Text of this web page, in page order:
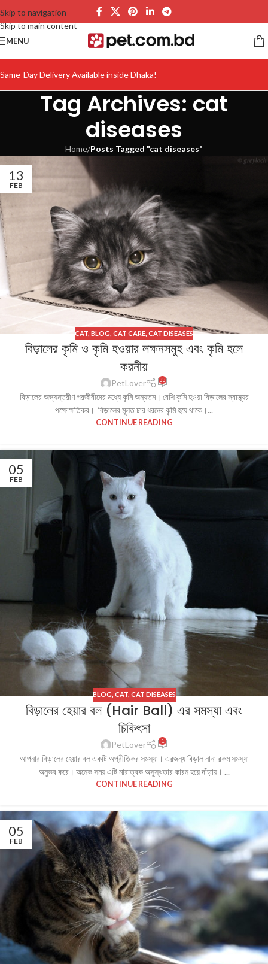
Skip to navigation
Skip to main content
MENU
Same-Day Delivery Available inside Dhaka!
Tag Archives: cat
diseases
Home/Posts Tagged "cat diseases"
13
FEB
CAT BLOG CAT CARE CAT DISEASES
বিড়ালের কৃমি ও কৃমি হওয়ার লক্ষনসমুহ এবং কৃমি হলে
করনীয়
PetLover 33
বিড়ালের অভ্যন্তরীণ পরজীবীদের মধ্যে কৃমি অন্যতম। বেশি কৃমি হওয়া বিড়ালের স্বাস্থ্যর
পক্ষে ক্ষতিকর। বিড়ালের মূলত চার ধরনের কৃমি হয়ে থাকে।...
CONTINUE READING
05
FEB
BLOG CAT, CAT DISEASES
বিড়ালের হেয়ার বল (Hair Ball) এর সমস্যা এবং
চিকিৎসা
PetLover 1
আপনার বিড়ালের হেয়ার বল একটি অপ্রীতিকর সমস্যা। এরজন্য বিড়াল নানা রকম সমস্যা
অনুভব করে। অনেক সময় এটি মারাত্বক অসুস্থতার কারন হয়ে দাঁড়ায়। ...
CONTINUE READING
05
FEB